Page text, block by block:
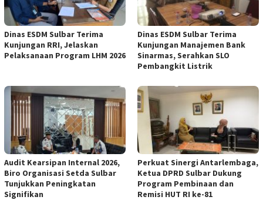
Dinas ESDM Sulbar Terima
Kunjungan RRI, Jelaskan
Pelaksanaan Program LHM 2026
Dinas ESDM Sulbar Terima
Kunjungan Manajemen Bank
Sinarmas, Serahkan SLO
Pembangkit Listrik
Audit Kearsipan Internal 2026,
Biro Organisasi Setda Sulbar
Tunjukkan Peningkatan
Signifikan
Perkuat Sinergi Antarlembaga,
Ketua DPRD Sulbar Dukung
Program Pembinaan dan
Remisi HUT RI ke-81